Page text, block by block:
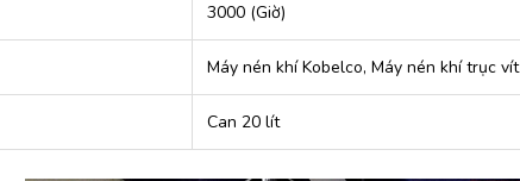
3000 (Giờ)
Máy nén khí Kobelco, Máy nén khí trục vít
Can 20 lít